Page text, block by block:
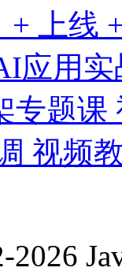
+ 上线
应用
专题
视频
2026